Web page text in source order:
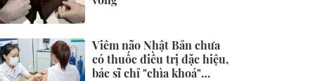
Viêm não Nhật Bản chưa
có thuốc điều trị đặc hiệu,
bác sĩ chỉ "chìa khoá"